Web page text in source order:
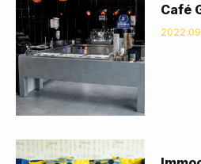
Café